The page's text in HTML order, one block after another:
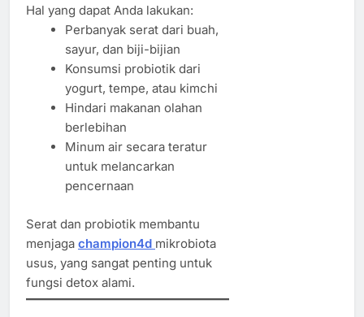
Hal yang dapat Anda lakukan:
Perbanyak serat dari buah,
sayur, dan biji-bijian
Konsumsi probiotik dari
yogurt, tempe, atau kimchi
Hindari makanan olahan
berlebihan
Minum air secara teratur
untuk melancarkan
pencernaan
Serat dan probiotik membantu
menjaga champion4d mikrobiota
usus, yang sangat penting untuk
fungsi detox alami.